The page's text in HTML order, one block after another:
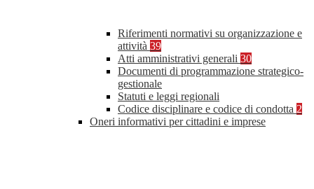
Riferimenti normativi su organizzazione e
attività 39
Atti amministrativi generali 30
Documenti di programmazione strategico-
gestionale
Statuti e leggi regionali
Codice disciplinare e codice di condotta 2
Oneri informativi per cittadini e imprese